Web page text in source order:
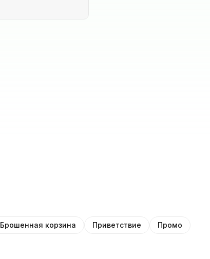
Брошенная корзина Приветствие Промо